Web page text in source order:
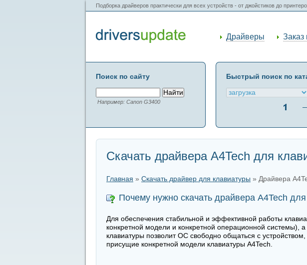
Подборка драйверов практически для всех устройств - от джойстиков до
Драйверы Заказ
Поиск по сайту
Например: Canon G3400
Быстрый поиск по
Скачать драйвера A4Tech для
Главная » Скачать драйвер для клавиатуры » Драйвера
Почему нужно скачать драйвера A4Tech
Для обеспечения стабильной и эффективной работы
конкретной модели и конкретной операционной системы),
клавиатуры позволит ОС свободно общаться с
присущие конкретной модели клавиатуры A4Tech.